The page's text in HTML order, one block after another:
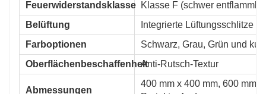
Feuerwiderstandsklasse Klasse F (schwer
Belüftung
Integrierte Lüftungsschlitze
Farboptionen
Schwarz, Grau, Grün und
OberflächenbeschaffenheitAnti-Rutsch-Textur
Abmessungen
400 mm x 400 mm, 600 mm